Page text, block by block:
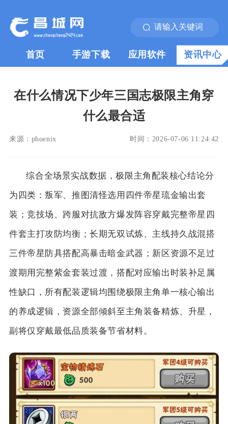
首页 手游下载 应用软件 资讯中心
在什么情况下少年三国志极限主角穿
什么最合适
来源： phoenix 时间： 2026-07-06 11:24:42
综合全场景实战数据，极限主角配装核心结论分
为四类：叛军、推图清怪选用四件帝星琉金输出套
装；竞技场、跨服对抗敌方爆发阵容穿戴完整帝星四
件套主打攻防均衡；长期无双试炼、主线持久战混搭
三件帝星防具搭配高暴击暗金武器；新区资源不足过
渡期用完整紫金套装过渡，搭配对应输出时装补足属
性缺口，所有配装逻辑均围绕极限主角单一核心输出
的养成逻辑，资源全部倾斜至主角装备精炼、升星，
副将仅穿戴最低品质装备节省材料。